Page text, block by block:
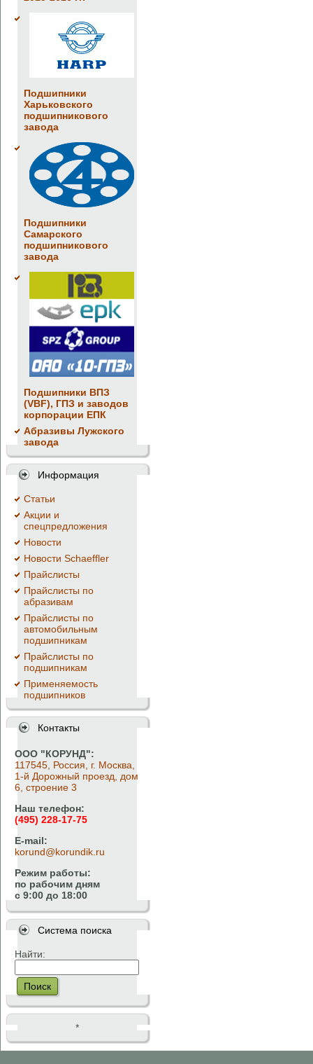
Подшипники
Харьковского
подшипникового
завода
Подшипники
Самарского
подшипникового
завода
Подшипники ВПЗ
(VBF), ГПЗ и заводов
корпорации ЕПК
Абразивы Лужского
завода
Информация
Cтатьи
Акции и
спецпредложения
Новости
Новости Schaeffler
Прайслисты
Прайслисты по
абразивам
Прайслисты по
автомобильным
подшипникам
Прайслисты по
подшипникам
Применяемость
подшипников
Контакты
ООО "КОРУНД":
117545, Россия, г. Москва,
1-й Дорожный проезд, дом
6, строение 3
Наш телефон:
(495) 228-17-75
E-mail:
korund@korundik.ru
Режим работы:
по рабочим дням
с 9:00 до 18:00
Система поиска
Найти:
Поиск
*